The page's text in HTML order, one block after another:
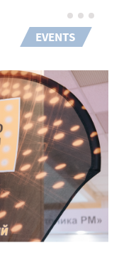
EVENTS